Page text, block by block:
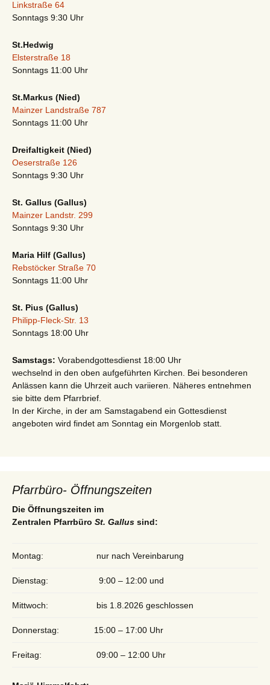
Linkstraße 64
Sonntags 9:30 Uhr
St.Hedwig
Elsterstraße 18
Sonntags 11:00 Uhr
St.Markus (Nied)
Mainzer Landstraße 787
Sonntags 11:00 Uhr
Dreifaltigkeit (Nied)
Oeserstraße 126
Sonntags 9:30 Uhr
St. Gallus (Gallus)
Mainzer Landstr. 299
Sonntags 9:30 Uhr
Maria Hilf (Gallus)
Rebstöcker Straße 70
Sonntags 11:00 Uhr
St. Pius (Gallus)
Philipp-Fleck-Str. 13
Sonntags 18:00 Uhr
Samstags: Vorabendgottesdienst 18:00 Uhr
wechselnd in den oben aufgeführten Kirchen. Bei besonderen
Anlässen kann die Uhrzeit auch variieren. Näheres entnehmen
sie bitte dem Pfarrbrief.
In der Kirche, in der am Samstagabend ein Gottesdienst
angeboten wird findet am Sonntag ein Morgenlob statt.
Pfarrbüro- Öffnungszeiten
Die Öffnungszeiten im
Zentralen Pfarrbüro St. Gallus sind:
Montag: nur nach Vereinbarung
Dienstag: 9:00 – 12:00 und
Mittwoch: bis 1.8.2026 geschlossen
Donnerstag: 15:00 – 17:00 Uhr
Freitag: 09:00 – 12:00 Uhr